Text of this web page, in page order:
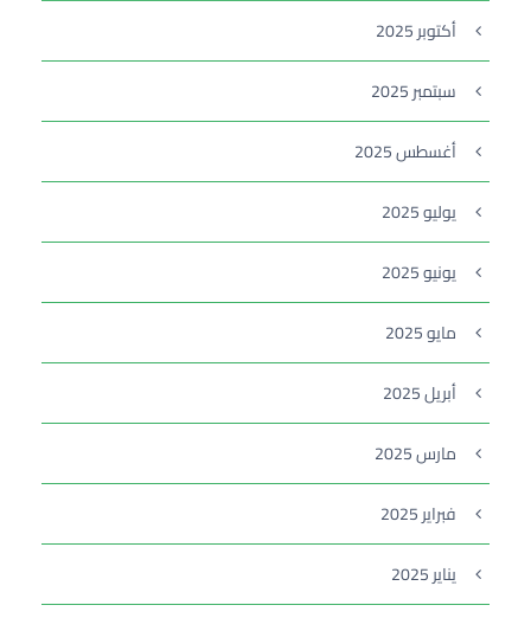
أكتوبر 2025
سبتمبر 2025
أغسطس 2025
يوليو 2025
يونيو 2025
مايو 2025
أبريل 2025
مارس 2025
فبراير 2025
يناير 2025